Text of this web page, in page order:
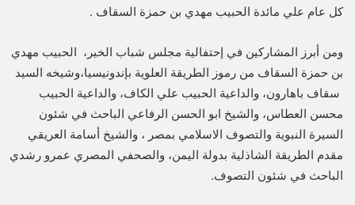
كل عام علي مائدة الحبيب مهدي بن حمزة السقاف .
ومن أبرز المشاركين في إحتفالية مجلس شباب الخير، الحبيب مهدي
بن حمزة السقاف من رموز الطريقة العلوية بإندونيسيا،وشيخه السيد
سقاف باهارون، والداعية الحبيب علي الكاف، والداعية الحبيب
محسن العطاس، والشيخ ابو الحسن الرفاعي الباحث في شئون
السيرة النبوية والتصوف الاسلامي بمصر ، والشيخ أسامة العريقي
مقدم الطريقة الشاذلية بدولة اليمن، والصحفي المصري عمرو رشدي
الباحث في شئون التصوف.